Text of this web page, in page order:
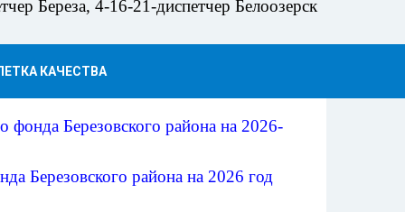
Береза, 4-16-21-диспетчер Белоозерск
КАЧЕСТВА
фонда Березовского района на 2026-
Березовского района на 2026 год